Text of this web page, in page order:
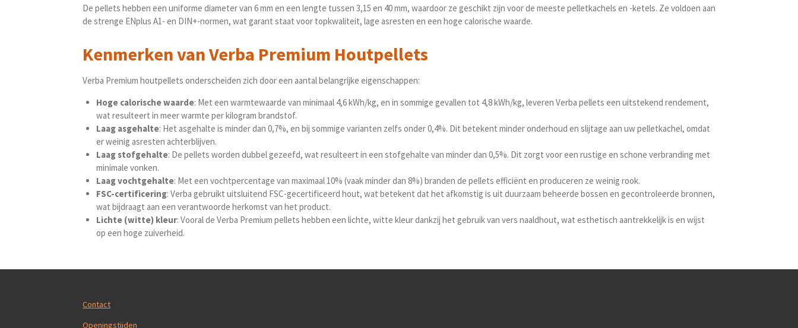
De pellets hebben een uniforme diameter van 6 mm en een lengte tussen 3,15 en 40 mm, waardoor ze geschikt zijn voor de meeste pelletkachels en -ketels. Ze voldoen aan
de strenge ENplus A1- en DIN+-normen, wat garant staat voor topkwaliteit, lage asresten en een hoge calorische waarde.
Kenmerken van Verba Premium Houtpellets
Verba Premium houtpellets onderscheiden zich door een aantal belangrijke eigenschappen:
Hoge calorische waarde: Met een warmtewaarde van minimaal 4,6 kWh/kg, en in sommige gevallen tot 4,8 kWh/kg, leveren Verba pellets een uitstekend rendement,
wat resulteert in meer warmte per kilogram brandstof.
Laag asgehalte: Het asgehalte is minder dan 0,7%, en bij sommige varianten zelfs onder 0,4%. Dit betekent minder onderhoud en slijtage aan uw pelletkachel, omdat
er weinig asresten achterblijven.
Laag stofgehalte: De pellets worden dubbel gezeefd, wat resulteert in een stofgehalte van minder dan 0,5%. Dit zorgt voor een rustige en schone verbranding met
minimale vonken.
Laag vochtgehalte: Met een vochtpercentage van maximaal 10% (vaak minder dan 8%) branden de pellets efficiënt en produceren ze weinig rook.
FSC-certificering: Verba gebruikt uitsluitend FSC-gecertificeerd hout, wat betekent dat het afkomstig is uit duurzaam beheerde bossen en gecontroleerde bronnen,
wat bijdraagt aan een verantwoorde herkomst van het product.
Lichte (witte) kleur: Vooral de Verba Premium pellets hebben een lichte, witte kleur dankzij het gebruik van vers naaldhout, wat esthetisch aantrekkelijk is en wijst
op een hoge zuiverheid.
Contact
Openingstijden